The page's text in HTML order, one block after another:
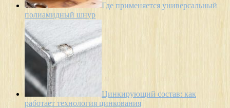
Где применяется универсальный
полиамидный шнур
Цинкирующий состав: как
работает технология цинкования